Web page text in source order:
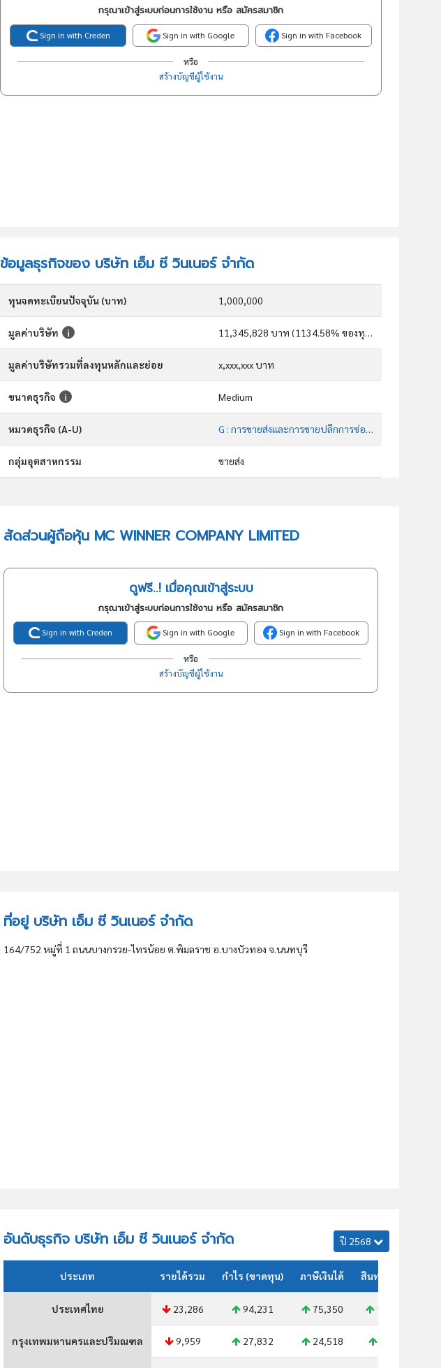
กรุณาเข้าสู่ระบบก่อนการใช้งาน หรือ สมัครสมาชิก
Sign in with Creden Sign in with Google Sign in with Facebook
หรือ
สร้างบัญชีผู้ใช้งาน
ข้อมูลธุรกิจของ บริษัท เอ็ม ซี วินเนอร์ จำกัด
ทุนจดทะเบียนปัจจุบัน (บาท) 1,000,000
มูลค่าบริษัท 11,345,828 บาท (1134.58% ของทุน)
มูลค่าบริษัทรวมที่ลงทุนหลักและย่อย x,xxx,xxx บาท
ขนาดธุรกิจ Medium
หมวดธุรกิจ (A-U) G : การขายส่งและการขายปลีกการซ่อมยานยนต์และ จักรยานยนต์
กลุ่มอุตสาหกรรม ขายส่ง
สัดส่วนผู้ถือหุ้น MC WINNER COMPANY LIMITED
ดูฟรี..! เมื่อคุณเข้าสู่ระบบ
กรุณาเข้าสู่ระบบก่อนการใช้งาน หรือ สมัครสมาชิก
Sign in with Creden Sign in with Google Sign in with Facebook
หรือ
สร้างบัญชีผู้ใช้งาน
ที่อยู่ บริษัท เอ็ม ซี วินเนอร์ จำกัด
164/752 หมู่ที่ 1 ถนนบางกรวย-ไทรน้อย ต.พิมลราช อ.บางบัวทอง จ.นนทบุรี
อันดับธุรกิจ บริษัท เอ็ม ซี วินเนอร์ จำกัด ปี 2568
ประเภท รายได้รวม กำไร (ขาดทุน) ภาษีเงินได้ สินทรัพย์รวม
ประเทศไทย 23,286 94,231 75,350 185,117
กรุงเทพมหานครและปริมณฑล 9,959 27,832 24,518 59,539